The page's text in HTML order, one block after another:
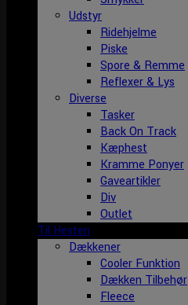
Udstyr
Ridehjelme
Piske
Spore & Remme
Reflexer & Lys
Diverse
Tasker
Back On Track
Kæphest
Kramme Ponyer
Gaveartikler
Div
Outlet
Til Hesten
Dækkener
Cooler Funktion
Dækken Tilbehør
Fleece